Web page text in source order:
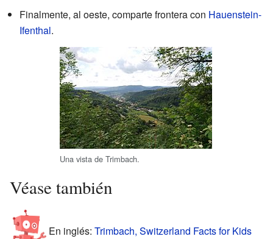
Finalmente, al oeste, comparte frontera con Hauenstein-
Ifenthal.
Una vista de Trimbach.
Véase también
En inglés: Trimbach, Switzerland Facts for Kids